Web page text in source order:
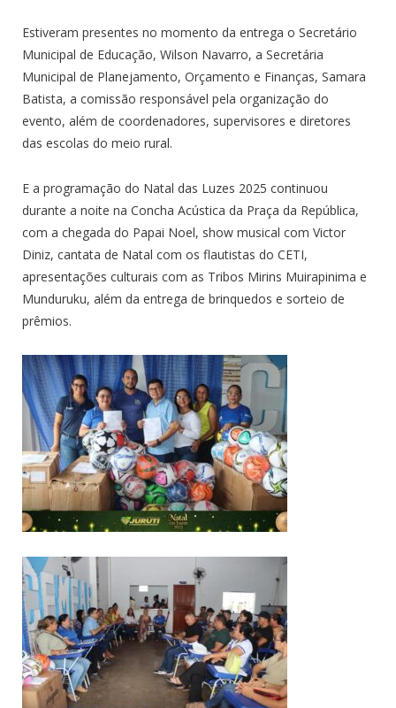
Estiveram presentes no momento da entrega o Secretário
Municipal de Educação, Wilson Navarro, a Secretária
Municipal de Planejamento, Orçamento e Finanças, Samara
Batista, a comissão responsável pela organização do
evento, além de coordenadores, supervisores e diretores
das escolas do meio rural.
E a programação do Natal das Luzes 2025 continuou
durante a noite na Concha Acústica da Praça da República,
com a chegada do Papai Noel, show musical com Victor
Diniz, cantata de Natal com os flautistas do CETI,
apresentações culturais com as Tribos Mirins Muirapinima e
Munduruku, além da entrega de brinquedos e sorteio de
prêmios.